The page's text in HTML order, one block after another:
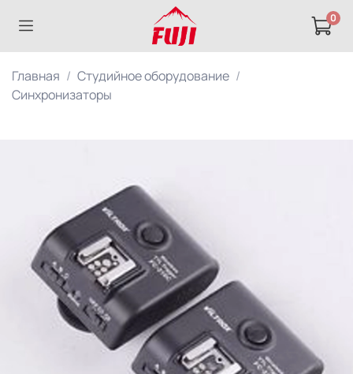
0
Главная
Студийное оборудование
Синхронизаторы